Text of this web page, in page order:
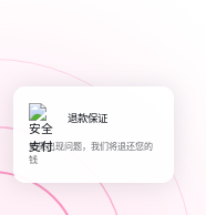
退款保证
如果出现问题，我们将退还您的
钱